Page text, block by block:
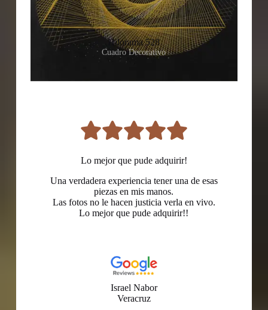
Hilorama 528
Cuadro Decorativo
Lo mejor que pude adquirir!
Una verdadera experiencia tener una de esas
piezas en mis manos.
Las fotos no le hacen justicia verla en vivo.
Lo mejor que pude adquirir!!
Israel Nabor
Veracruz